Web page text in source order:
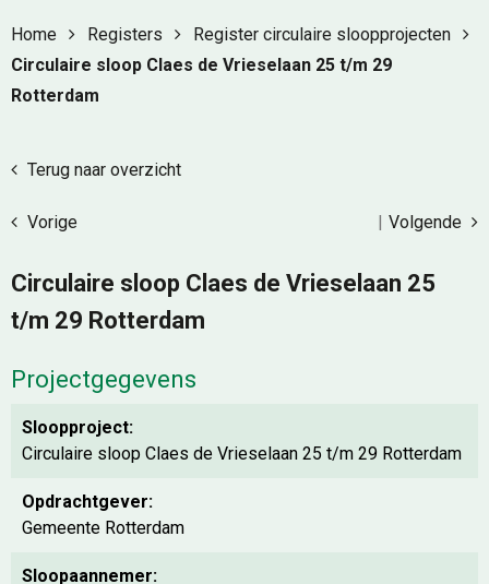
Home Registers
Register circulaire sloopprojecten
Circulaire sloop Claes de Vrieselaan 25 t/m 29
Rotterdam
Terug naar overzicht
Volgende
|
Vorige
Circulaire sloop Claes de Vrieselaan 25
t/m 29 Rotterdam
Projectgegevens
Sloopproject:
Circulaire sloop Claes de Vrieselaan 25 t/m 29 Rotterdam
Opdrachtgever:
Gemeente Rotterdam
Sloopaannemer: